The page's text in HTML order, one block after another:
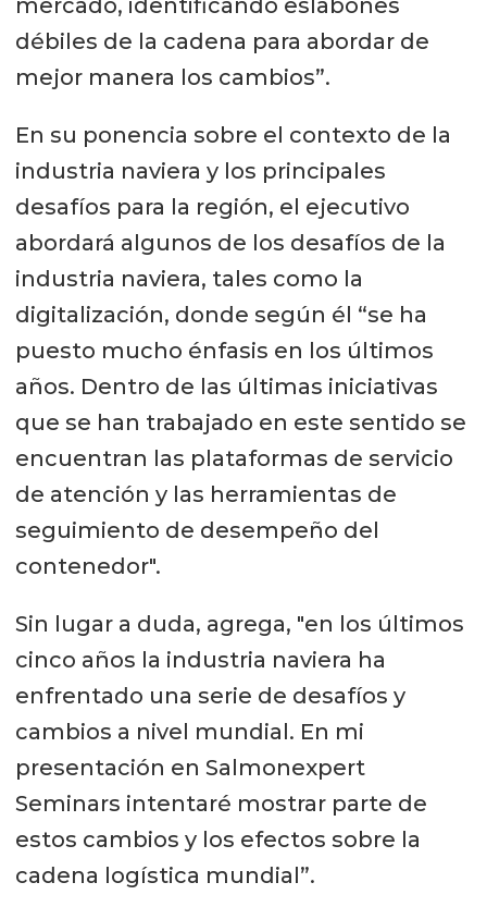
mercado, identificando eslabones
débiles de la cadena para abordar de
mejor manera los cambios”.
En su ponencia sobre el contexto de la
industria naviera y los principales
desafíos para la región, el ejecutivo
abordará algunos de los desafíos de la
industria naviera, tales como la
digitalización, donde según él “se ha
puesto mucho énfasis en los últimos
años. Dentro de las últimas iniciativas
que se han trabajado en este sentido se
encuentran las plataformas de servicio
de atención y las herramientas de
seguimiento de desempeño del
contenedor".
Sin lugar a duda, agrega, "en los últimos
cinco años la industria naviera ha
enfrentado una serie de desafíos y
cambios a nivel mundial. En mi
presentación en Salmonexpert
Seminars intentaré mostrar parte de
estos cambios y los efectos sobre la
cadena logística mundial”.